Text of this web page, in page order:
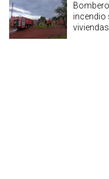
incendio